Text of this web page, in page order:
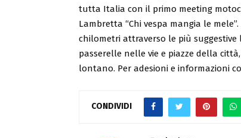
tutta Italia con il primo meeting
Lambretta “Chi vespa mangia le
chilometri attraverso le più
passerelle nelle vie e piazze della
lontano. Per adesioni e informazioni
CONDIVIDI